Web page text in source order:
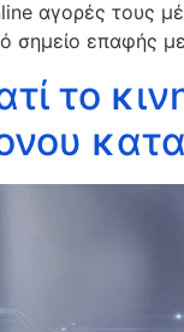
αγορές τους
σημείο επαφής
το